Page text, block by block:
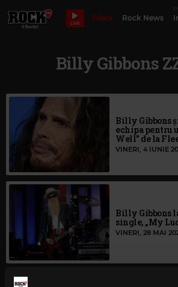
LIVE
Bilete Rock News
Billy Gibbons
Billy Gibbons
echipa pentru
Well" de la
VINERI, 4 IUNIE
Billy Gibbons
single, „My
VINERI, 28 MAI